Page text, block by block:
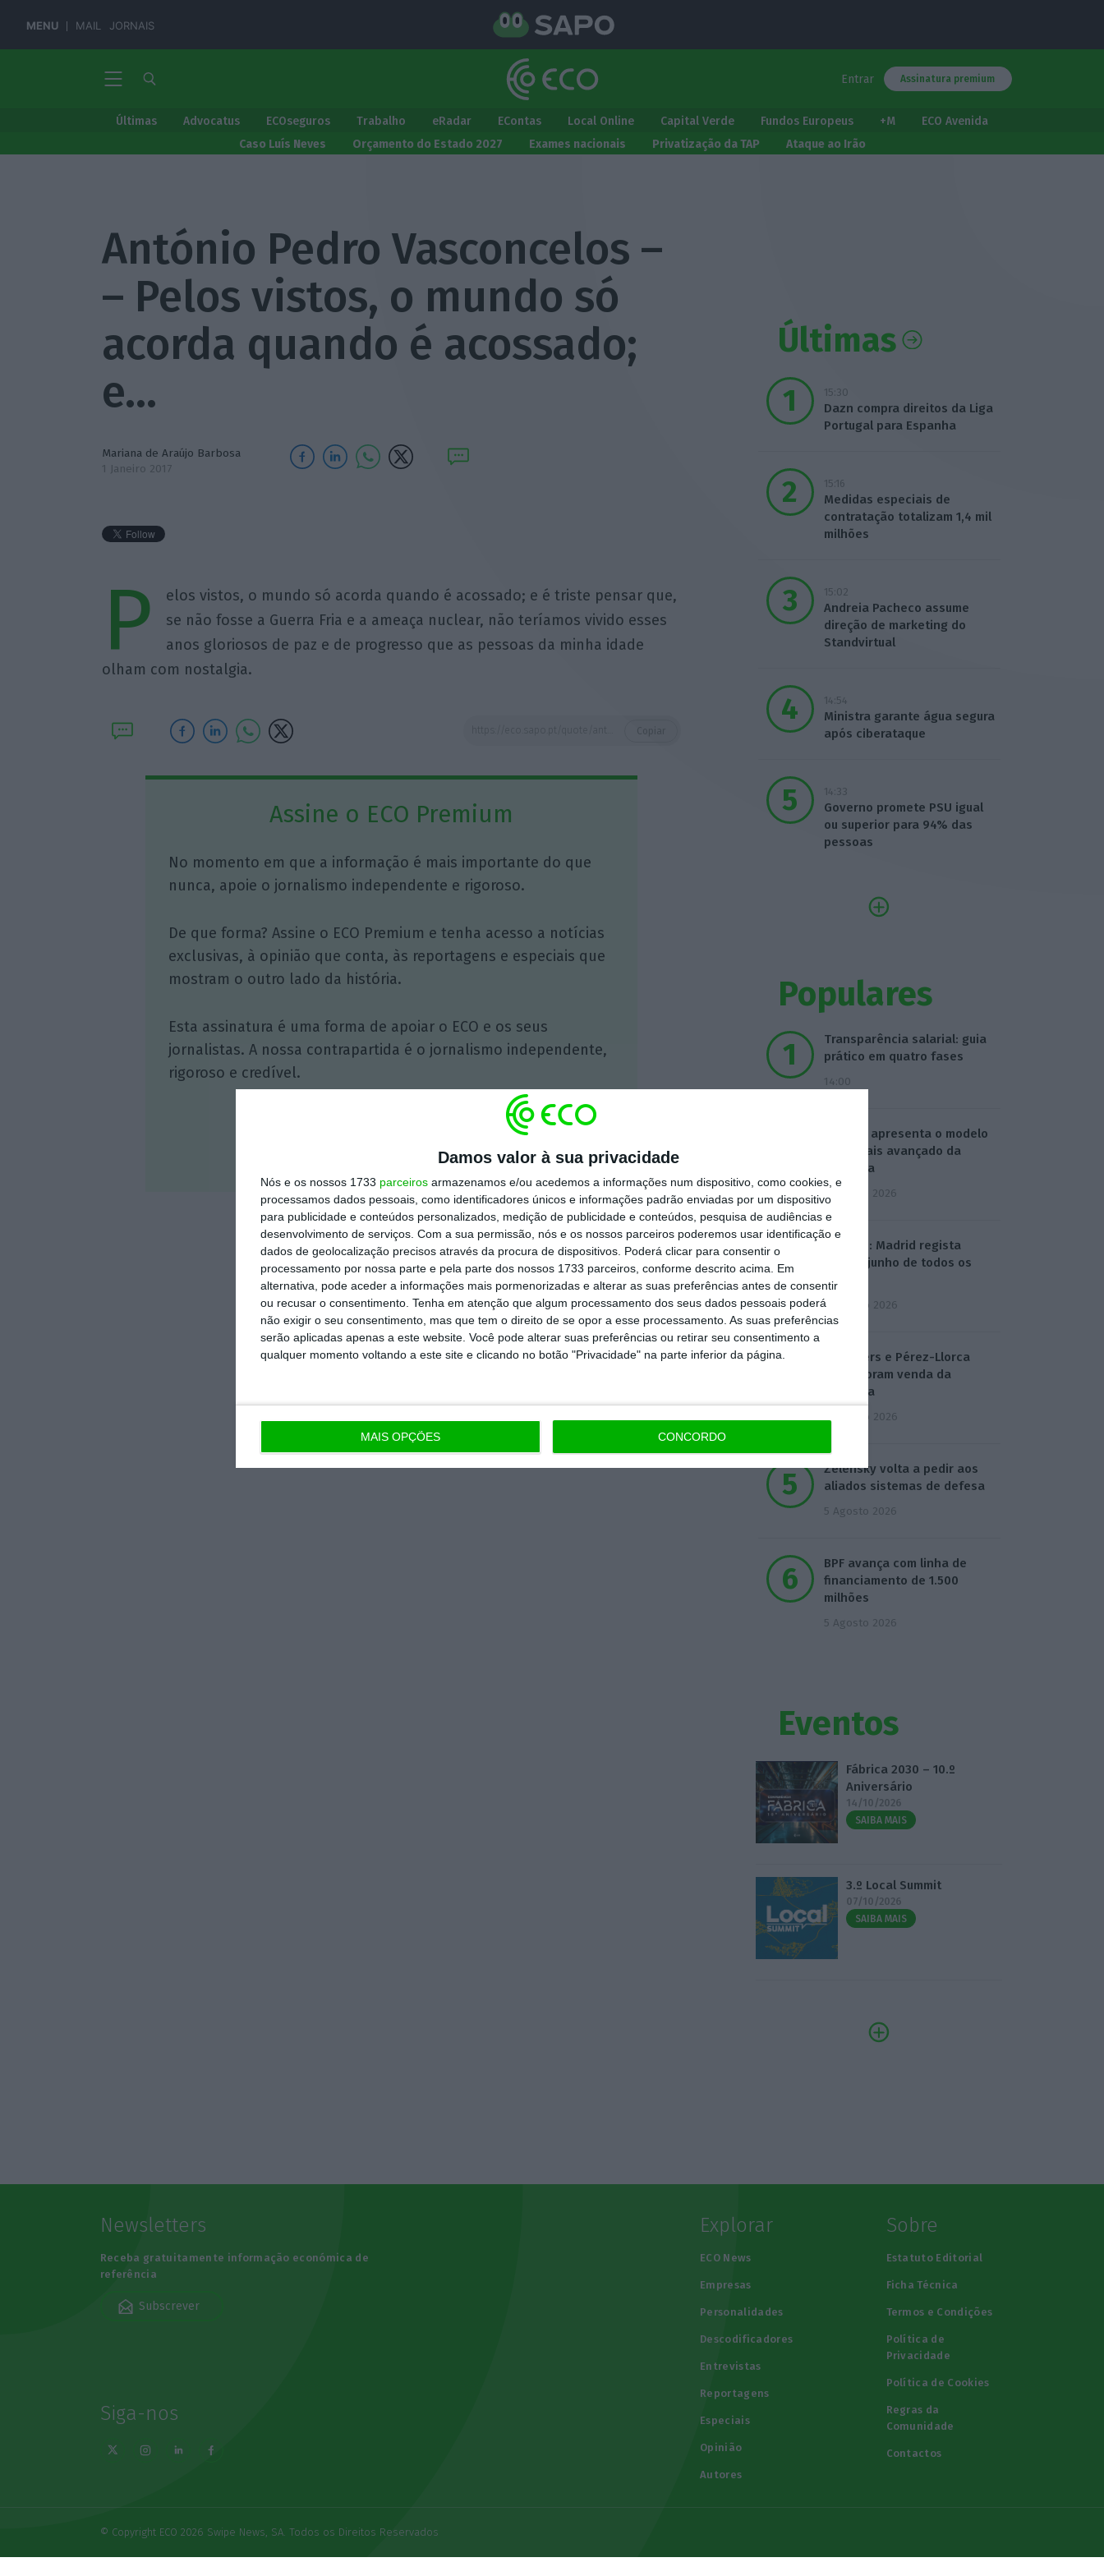
Damos valor à sua privacidade
Nós e os nossos 1733 parceiros armazenamos e/ou acedemos a informações num dispositivo, como cookies, e
processamos dados pessoais, como identificadores únicos e informações padrão enviadas por um dispositivo
para publicidade e conteúdos personalizados, medição de publicidade e conteúdos, pesquisa de audiências e
desenvolvimento de serviços. Com a sua permissão, nós e os nossos parceiros poderemos usar identificação e
dados de geolocalização precisos através da procura de dispositivos. Poderá clicar para consentir o
processamento por nossa parte e pela parte dos nossos 1733 parceiros, conforme descrito acima. Em
alternativa, pode aceder a informações mais pormenorizadas e alterar as suas preferências antes de consentir
ou recusar o consentimento. Tenha em atenção que algum processamento dos seus dados pessoais poderá
não exigir o seu consentimento, mas que tem o direito de se opor a esse processamento. As suas preferências
serão aplicadas apenas a este website. Você pode alterar suas preferências ou retirar seu consentimento a
qualquer momento voltando a este site e clicando no botão "Privacidade" na parte inferior da página.
MAIS OPÇÕES CONCORDO
MENU MAIL JORNAIS
Entrar Assinatura premium
Últimas Advocatus ECOseguros Trabalho eRadar EContas Local Online Capital Verde Fundos Europeus +M
ECO Avenida
Caso Luís Neves
Orçamento do Estado 2027 Exames nacionais Privatização da TAP Ataque ao Irão
António Pedro Vasconcelos –
– Pelos vistos, o mundo só
acorda quando é acossado;
e…
Mariana de Araújo Barbosa
1 Janeiro 2017
P
elos vistos, o mundo só acorda quando é acossado; e é triste pensar que,
se não fosse a Guerra Fria e a ameaça nuclear, não teríamos vivido esses
anos gloriosos de paz e de progresso que as pessoas da minha idade
olham com nostalgia.
Assine o ECO Premium
No momento em que a informação é mais importante do que
nunca, apoie o jornalismo independente e rigoroso.
De que forma? Assine o ECO Premium e tenha acesso a notícias
exclusivas, à opinião que conta, às reportagens e especiais que
mostram o outro lado da história.
Esta assinatura é uma forma de apoiar o ECO e os seus
jornalistas. A nossa contrapartida é o jornalismo independente,
rigoroso e credível.
Veja todos os planos
Últimas
15:30
Dazn compra direitos da Liga
Portugal para Espanha
15:16
Medidas especiais de
contratação totalizam 1,4 mil
milhões
15:02
Andreia Pacheco assume
direção de marketing do
Standvirtual
14:54
Ministra garante água segura
após ciberataque
14:33
Governo promete PSU igual
ou superior para 94% das
pessoas
Populares
Transparência salarial: guia
prático em quatro fases
14:00
Alibaba apresenta o modelo
de IA mais avançado da
empresa
3 Agosto 2026
Turismo: Madrid regista
melhor junho de todos os
tempos
4 Agosto 2026
Linklaters e Pérez-Llorca
assessoram venda da
Caravela
4 Agosto 2026
Zelensky volta a pedir aos
aliados sistemas de defesa
5 Agosto 2026
BPF avança com linha de
financiamento de 1.500
milhões
5 Agosto 2026
Eventos
Fábrica 2030 – 10.º
Aniversário
14/10/2026
SAIBA MAIS
3.º Local Summit
07/10/2026
SAIBA MAIS
Newsletters
Receba gratuitamente informação económica de
referência
Subscrever
Siga-nos
Explorar
ECO News
Empresas
Personalidades
Descodificadores
Entrevistas
Reportagens
Especiais
Opinião
Autores
Sobre
Estatuto Editorial
Ficha Técnica
Termos e Condições
Política de
Privacidade
Política de Cookies
Regras da
Comunidade
Contactos
© Copyright ECO 2026 Swipe News, SA. Todos os Direitos Reservados